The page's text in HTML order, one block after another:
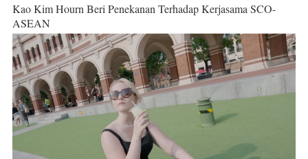
Kao Kim Hourn Beri Penekanan Terhadap Kerjasama SCO-
ASEAN